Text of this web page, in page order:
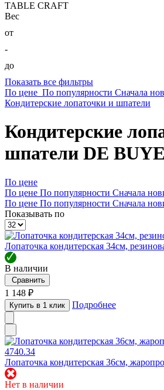
TABLE CRAFT
Вес
от
-
до
Показать все фильтры
По цене По популярности Сначала
Кондитерские лопаточки и шпатели
Кондитерские
шпатели DE
По цене
По цене По популярности Сначала
По цене По популярности Сначала
Показывать по
Лопаточка кондитерская 34см,
🗸
В наличии
Сравнить
1 148 ₽
Купить в 1 клик Подробнее
Лопаточка кондитерская 36см,
✖
Нет в наличии